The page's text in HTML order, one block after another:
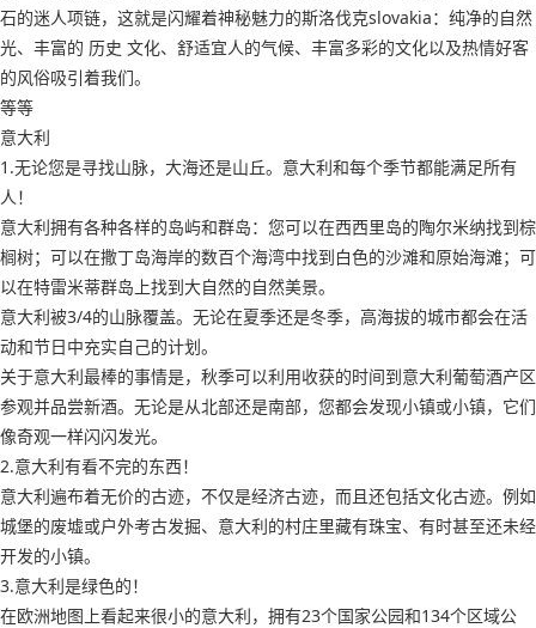
石的迷人项链，这就是闪耀着神秘魅力的斯洛伐克slovakia：纯净的自然
光、丰富的 历史 文化、舒适宜人的气候、丰富多彩的文化以及热情好客
的风俗吸引着我们。
等等
意大利
1.无论您是寻找山脉，大海还是山丘。意大利和每个季节都能满足所有
人！
意大利拥有各种各样的岛屿和群岛：您可以在西西里岛的陶尔米纳找到棕
榈树；可以在撒丁岛海岸的数百个海湾中找到白色的沙滩和原始海滩；可
以在特雷米蒂群岛上找到大自然的自然美景。
意大利被3/4的山脉覆盖。无论在夏季还是冬季，高海拔的城市都会在活
动和节日中充实自己的计划。
关于意大利最棒的事情是，秋季可以利用收获的时间到意大利葡萄酒产区
参观并品尝新酒。无论是从北部还是南部，您都会发现小镇或小镇，它们
像奇观一样闪闪发光。
2.意大利有看不完的东西！
意大利遍布着无价的古迹，不仅是经济古迹，而且还包括文化古迹。例如
城堡的废墟或户外考古发掘、意大利的村庄里藏有珠宝、有时甚至还未经
开发的小镇。
3.意大利是绿色的！
在欧洲地图上看起来很小的意大利，拥有23个国家公园和134个区域公